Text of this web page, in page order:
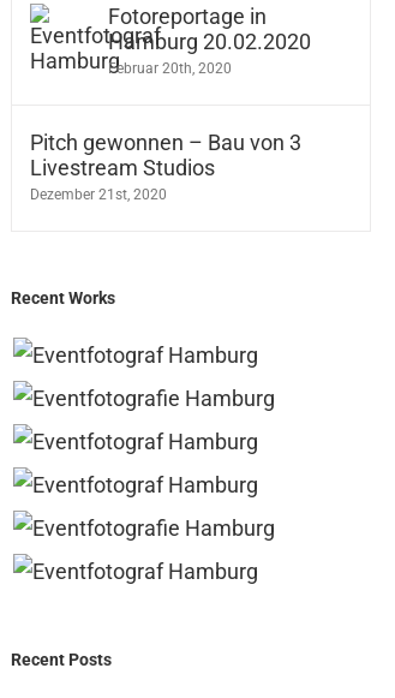
Fotoreportage in
Hamburg 20.02.2020
Februar 20th, 2020
Pitch gewonnen – Bau von 3
Livestream Studios
Dezember 21st, 2020
Recent Works
Recent Posts